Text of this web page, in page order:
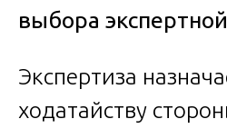
выбора
Экспертиза
ходатайству